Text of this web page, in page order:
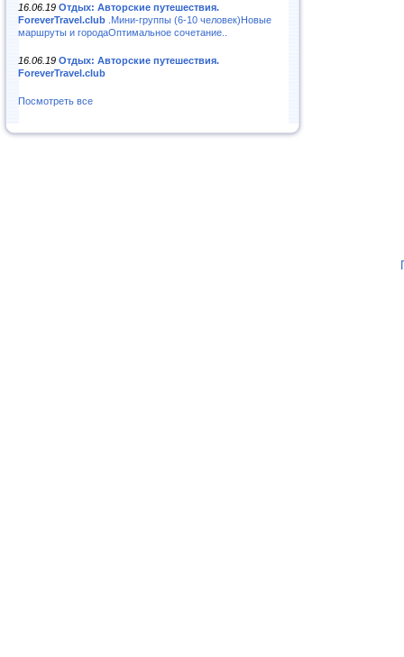
16.06.19 Отдых: Авторские путешествия.
ForeverTravel.club .Мини-группы (6-10 человек)Новые
маршруты и городаОптимальное сочетание..
16.06.19 Отдых: Авторские путешествия.
ForeverTravel.club
Посмотреть все